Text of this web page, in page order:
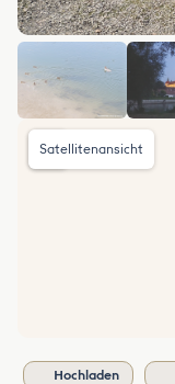
Satellitenansicht
Hochladen